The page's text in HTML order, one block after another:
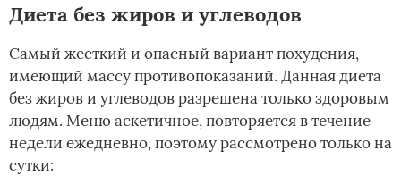
Диета без жиров и углеводов
Самый жесткий и опасный вариант похудения,
имеющий массу противопоказаний. Данная диета
без жиров и углеводов разрешена только здоровым
людям. Меню аскетичное, повторяется в течение
недели ежедневно, поэтому рассмотрено только на
сутки: